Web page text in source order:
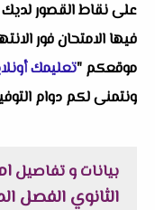
على نقاط القصور لديك
فيها الامتحان فور
موقعكم "تعليمك
ونتمنى لكم دوام
بيانات و تفاصيل